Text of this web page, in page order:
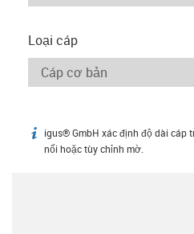
Loại cáp
igus-icon-info
igus® GmbH xác định độ dài cáp
nối hoặc tùy chỉnh mờ.